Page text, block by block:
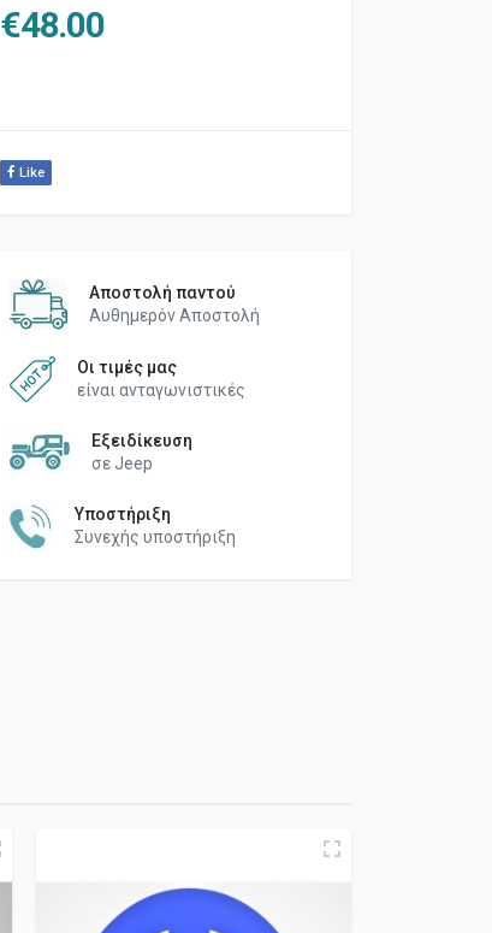
€48.00
Like
Αποστολή παντού
Αυθημερόν Αποστολή
Οι τιμές μας
είναι ανταγωνιστικές
Εξειδίκευση
σε Jeep
Υποστήριξη
Συνεχής υποστήριξη